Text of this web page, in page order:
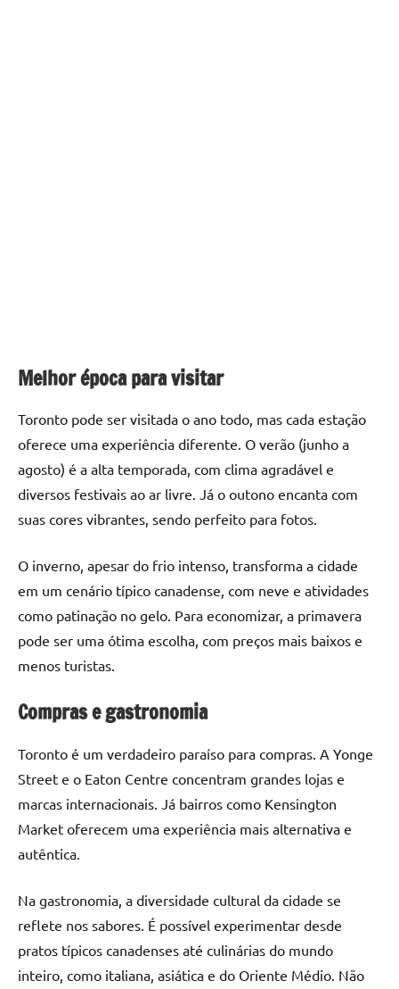
Melhor época para visitar
Toronto pode ser visitada o ano todo, mas cada estação
oferece uma experiência diferente. O verão (junho a
agosto) é a alta temporada, com clima agradável e
diversos festivais ao ar livre. Já o outono encanta com
suas cores vibrantes, sendo perfeito para fotos.
O inverno, apesar do frio intenso, transforma a cidade
em um cenário típico canadense, com neve e atividades
como patinação no gelo. Para economizar, a primavera
pode ser uma ótima escolha, com preços mais baixos e
menos turistas.
Compras e gastronomia
Toronto é um verdadeiro paraíso para compras. A Yonge
Street e o Eaton Centre concentram grandes lojas e
marcas internacionais. Já bairros como Kensington
Market oferecem uma experiência mais alternativa e
autêntica.
Na gastronomia, a diversidade cultural da cidade se
reflete nos sabores. É possível experimentar desde
pratos típicos canadenses até culinárias do mundo
inteiro, como italiana, asiática e do Oriente Médio. Não